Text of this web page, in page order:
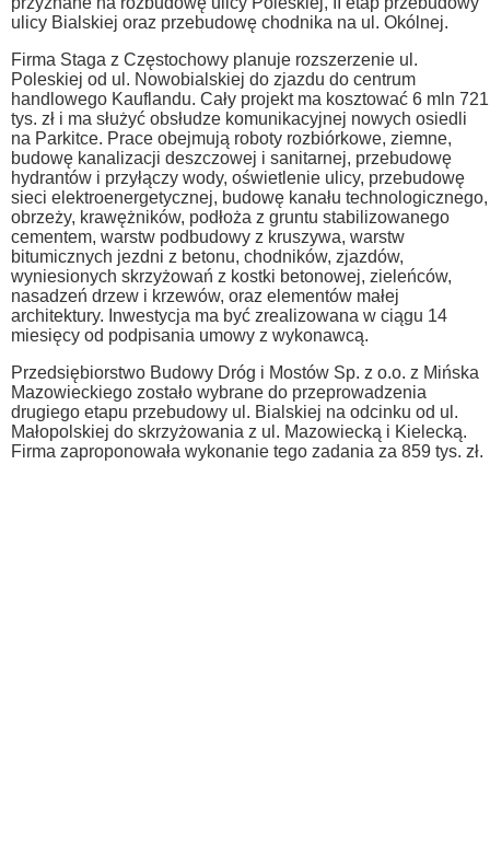
ulicy Bialskiej oraz przebudowę chodnika na ul. Okólnej.
Firma Staga z Częstochowy planuje rozszerzenie ul.
Poleskiej od ul. Nowobialskiej do zjazdu do centrum
handlowego Kauflandu. Cały projekt ma kosztować 6 mln 721
tys. zł i ma służyć obsłudze komunikacyjnej nowych osiedli
na Parkitce. Prace obejmują roboty rozbiórkowe, ziemne,
budowę kanalizacji deszczowej i sanitarnej, przebudowę
hydrantów i przyłączy wody, oświetlenie ulicy, przebudowę
sieci elektroenergetycznej, budowę kanału technologicznego,
obrzeży, krawężników, podłoża z gruntu stabilizowanego
cementem, warstw podbudowy z kruszywa, warstw
bitumicznych jezdni z betonu, chodników, zjazdów,
wyniesionych skrzyżowań z kostki betonowej, zieleńców,
nasadzeń drzew i krzewów, oraz elementów małej
architektury. Inwestycja ma być zrealizowana w ciągu 14
miesięcy od podpisania umowy z wykonawcą.
Przedsiębiorstwo Budowy Dróg i Mostów Sp. z o.o. z Mińska
Mazowieckiego zostało wybrane do przeprowadzenia
drugiego etapu przebudowy ul. Bialskiej na odcinku od ul.
Małopolskiej do skrzyżowania z ul. Mazowiecką i Kielecką.
Firma zaproponowała wykonanie tego zadania za 859 tys. zł.